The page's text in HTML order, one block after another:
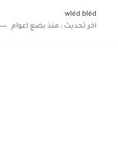
wléd bléd
اخر تحديث :منذ بضع اعوام